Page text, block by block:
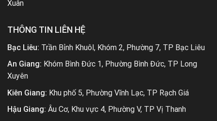
Xuân
THÔNG TIN LIÊN HỆ
Bạc Liêu: Trần Bỉnh Khuôl, Khóm 2, Phường 7, TP Bạc Liêu
An Giang: Khóm Bình Đức 1, Phường Bình Đức, TP Long
Xuyên
Kiên Giang: Khu phố 5, Phường Vĩnh Lạc, TP Rạch Giá
Hậu Giang: Âu Cơ, Khu vực 4, Phường V, TP Vị Thanh